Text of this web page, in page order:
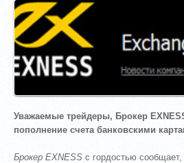
Уважаемые трейдеры, Брокер
пополнение счета банковскими
Брокер EXNESS с гордостью